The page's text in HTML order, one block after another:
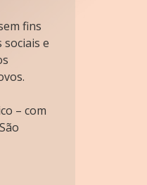
fins
e
– com